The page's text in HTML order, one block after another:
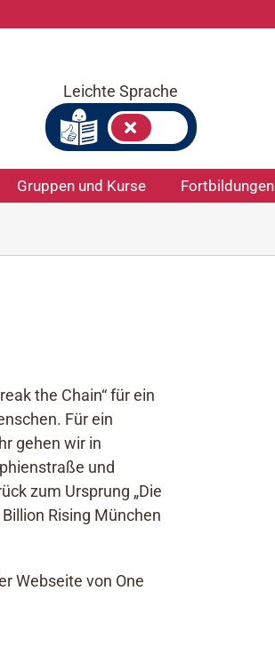
Leichte Sprache
Gruppen und Kurse Fortbildungen
the Chain“ für ein
Für ein
gehen wir in
und
zum Ursprung „Die
Rising München
Webseite von One